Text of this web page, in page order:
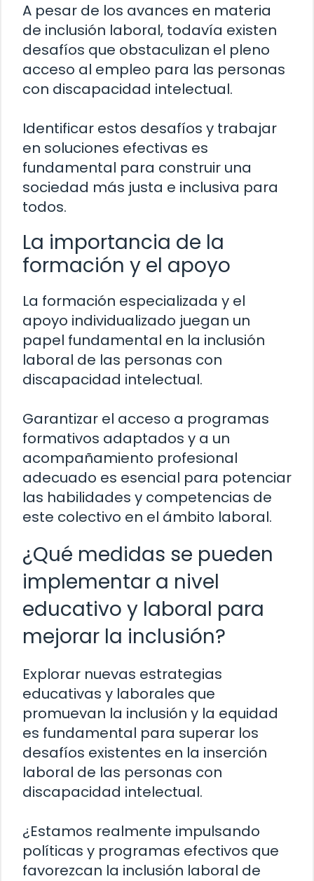
A pesar de los avances en materia
de inclusión laboral, todavía existen
desafíos que obstaculizan el pleno
acceso al empleo para las personas
con discapacidad intelectual.
Identificar estos desafíos y trabajar
en soluciones efectivas es
fundamental para construir una
sociedad más justa e inclusiva para
todos.
La importancia de la
formación y el apoyo
La formación especializada y el
apoyo individualizado juegan un
papel fundamental en la inclusión
laboral de las personas con
discapacidad intelectual.
Garantizar el acceso a programas
formativos adaptados y a un
acompañamiento profesional
adecuado es esencial para potenciar
las habilidades y competencias de
este colectivo en el ámbito laboral.
¿Qué medidas se pueden
implementar a nivel
educativo y laboral para
mejorar la inclusión?
Explorar nuevas estrategias
educativas y laborales que
promuevan la inclusión y la equidad
es fundamental para superar los
desafíos existentes en la inserción
laboral de las personas con
discapacidad intelectual.
¿Estamos realmente impulsando
políticas y programas efectivos que
favorezcan la inclusión laboral de